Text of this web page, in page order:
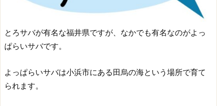
とろサバが有名な福井県ですが、なかでも有名なのがよっ
ぱらいサバです。
よっぱらいサバは小浜市にある田烏の海という場所で育て
られます。